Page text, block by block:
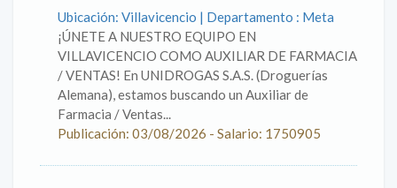
Ubicación: Villavicencio | Departamento : Meta
¡ÚNETE A NUESTRO EQUIPO EN
VILLAVICENCIO COMO AUXILIAR DE FARMACIA
/ VENTAS! En UNIDROGAS S.A.S. (Droguerías
Alemana), estamos buscando un Auxiliar de
Farmacia / Ventas...
Publicación: 03/08/2026 - Salario: 1750905